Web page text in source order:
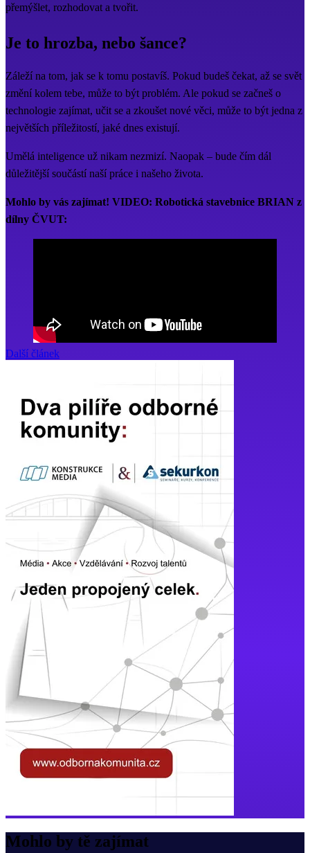
přemýšlet, rozhodovat a tvořit.
Je to hrozba, nebo šance?
Záleží na tom, jak se k tomu postavíš. Pokud budeš čekat, až se svět
změní kolem tebe, může to být problém. Ale pokud se začneš o
technologie zajímat, učit se a zkoušet nové věci, může to být jedna z
největších příležitostí, jaké dnes existují.
Umělá inteligence už nikam nezmizí. Naopak – bude čím dál
důležitější součástí naší práce i našeho života.
Mohlo by vás zajímat! VIDEO: Robotická stavebnice BRIAN z
dílny ČVUT:
Další článek
Mohlo by tě zajímat